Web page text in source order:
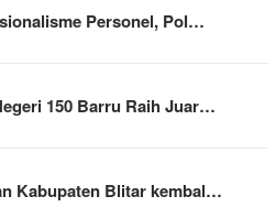
Personel, Pol…
150 Barru Raih Juar…
Kabupaten Blitar kembal…